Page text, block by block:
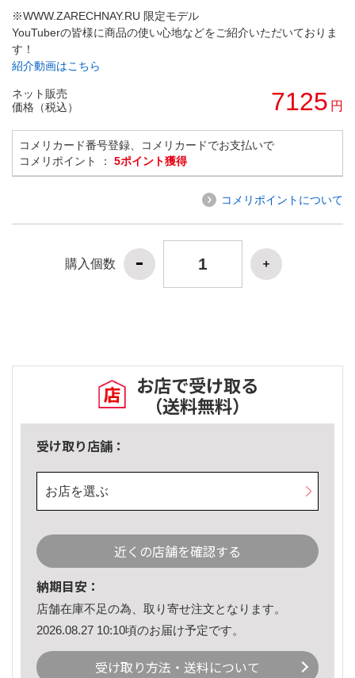
※WWW.ZARECHNAY.RU 限定モデル
YouTuberの皆様に商品の使い心地などをご紹介いただいておりま
す！
紹介動画はこちら
ネット販売
価格（税込）
7125 円
コメリカード番号登録、コメリカードでお支払いで
コメリポイント ： 5ポイント獲得
コメリポイントについて
購入個数
お店で受け取る
（送料無料）
受け取り店舗：
お店を選ぶ
近くの店舗を確認する
納期目安：
店舗在庫不足の為、取り寄せ注文となります。
2026.08.27 10:10頃のお届け予定です。
受け取り方法・送料について